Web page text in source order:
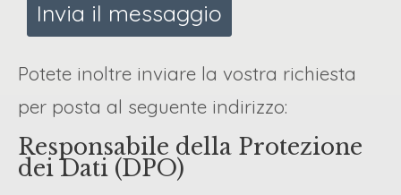
Potete inoltre inviare la vostra richiesta
per posta al seguente indirizzo:
Responsabile della Protezione
dei Dati (DPO)